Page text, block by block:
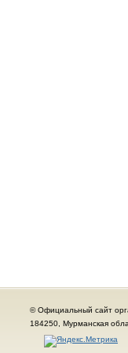
© Официальный сайт
184250, Мурманская